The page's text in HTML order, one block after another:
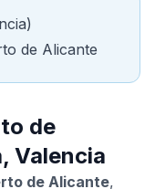
de Alicante
de
Valencia
de Alicante,